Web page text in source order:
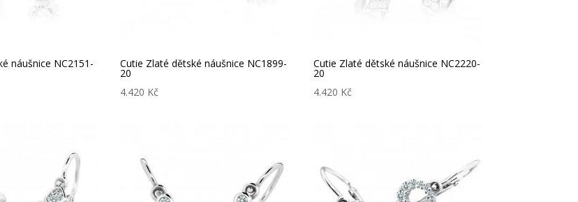
náušnice NC2151- Cutie Zlaté dětské náušnice NC1899-
20
4.420 Kč
Cutie Zlaté dětské náušnice NC2220-
20
4.420 Kč